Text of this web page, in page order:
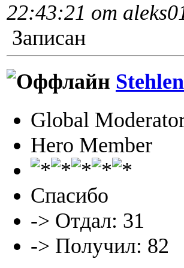
22:43:21 от
Записан
Stehlen
Global
Hero Member
Спасибо
-> Отдал: 31
-> Получил: 82